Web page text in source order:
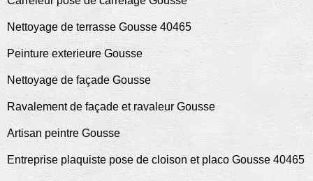
Nettoyage de terrasse Gousse 40465
Peinture exterieure Gousse
Nettoyage de façade Gousse
Ravalement de façade et ravaleur Gousse
Artisan peintre Gousse
Entreprise plaquiste pose de cloison et placo Gousse 40465